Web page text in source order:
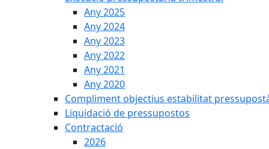
Any 2025
Any 2024
Any 2023
Any 2022
Any 2021
Any 2020
Compliment objectius estabilitat
Liquidació de pressupostos
Contractació
2026